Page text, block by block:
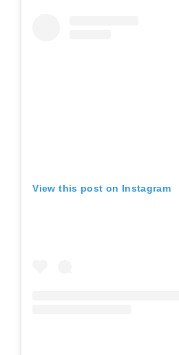
View this post on Instagram